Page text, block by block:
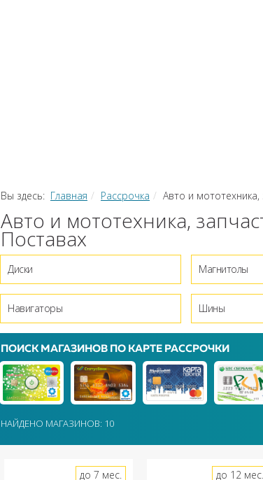
Вы здесь: Главная Рассрочка Авто и мототехника,
Авто и мототехника,
Поставах
Диски Магнитолы
Навигаторы Шины
ПОИСК МАГАЗИНОВ ПО КАРТЕ РАССРОЧКИ
НАЙДЕНО МАГАЗИНОВ: 10
до 7 мес. до 12 мес.